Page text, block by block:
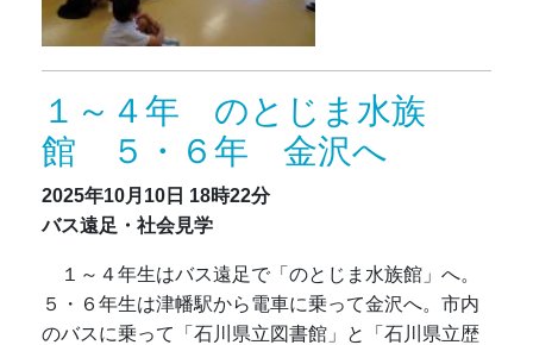
１～４年 のとじま水族
館 ５・６年 金沢へ
2025年10月10日 18時22分
バス遠足・社会見学
１～４年生はバス遠足で「のとじま水族館」へ。
５・６年生は津幡駅から電車に乗って金沢へ。市内
のバスに乗って「石川県立図書館」と「石川県立歴